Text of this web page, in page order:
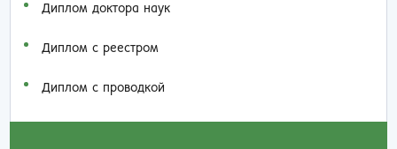
Диплом доктора наук
Диплом с реестром
Диплом с проводкой